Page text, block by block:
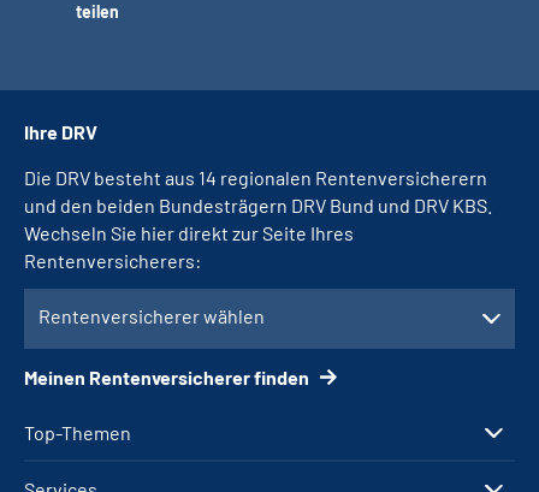
teilen
Top-Themen
Ihre DRV
Die DRV besteht aus 14 regionalen Rentenversicherern
und den beiden Bundesträgern DRV Bund und DRV KBS.
Wechseln Sie hier direkt zur Seite Ihres
Rentenversicherers:
Rentenversicherer wählen
Meinen Rentenversicherer finden